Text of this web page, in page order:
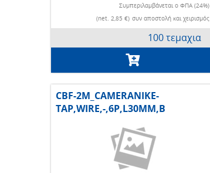
Συμπεριλαμβάνεται ο ΦΠΑ (24%)
(net. 2,85 €) συν αποστολή και χειρισμός
100 τεμαχια
CBF-2M_CAMERANIKE-
TAP,WIRE,-,6P,L30MM,B